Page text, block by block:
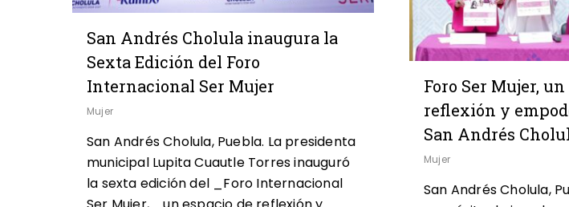
San Andrés Cholula inaugura la
Sexta Edición del Foro
Internacional Ser Mujer
Mujer
San Andrés Cholula, Puebla. La presidenta
municipal Lupita Cuautle Torres inauguró
la sexta edición del _Foro Internacional
Foro Ser Mujer,
reflexión y
San Andrés
Mujer
San Andrés Cholula,